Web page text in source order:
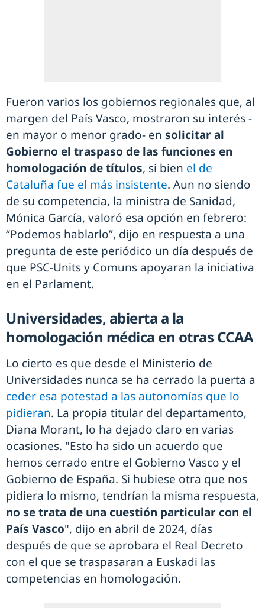
Fueron varios los gobiernos regionales que, al
margen del País Vasco, mostraron su interés -
en mayor o menor grado- en solicitar al
Gobierno el traspaso de las funciones en
homologación de títulos, si bien el de
Cataluña fue el más insistente. Aun no siendo
de su competencia, la ministra de Sanidad,
Mónica García, valoró esa opción en febrero:
“Podemos hablarlo”, dijo en respuesta a una
pregunta de este periódico un día después de
que PSC-Units y Comuns apoyaran la iniciativa
en el Parlament.
Universidades, abierta a la
homologación médica en otras CCAA
Lo cierto es que desde el Ministerio de
Universidades nunca se ha cerrado la puerta a
ceder esa potestad a las autonomías que lo
pidieran. La propia titular del departamento,
Diana Morant, lo ha dejado claro en varias
ocasiones. "Esto ha sido un acuerdo que
hemos cerrado entre el Gobierno Vasco y el
Gobierno de España. Si hubiese otra que nos
pidiera lo mismo, tendrían la misma respuesta,
no se trata de una cuestión particular con el
País Vasco", dijo en abril de 2024, días
después de que se aprobara el Real Decreto
con el que se traspasaran a Euskadi las
competencias en homologación.